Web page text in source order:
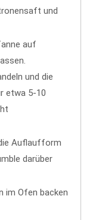
und
auf
und die
etwa 5-10
Auflaufform
darüber
im Ofen backen